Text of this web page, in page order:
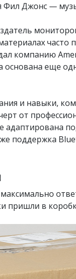
Фил Джонс —
часто
компанию
еще
и навыки,
от
адаптирована
поддержка
пришли в